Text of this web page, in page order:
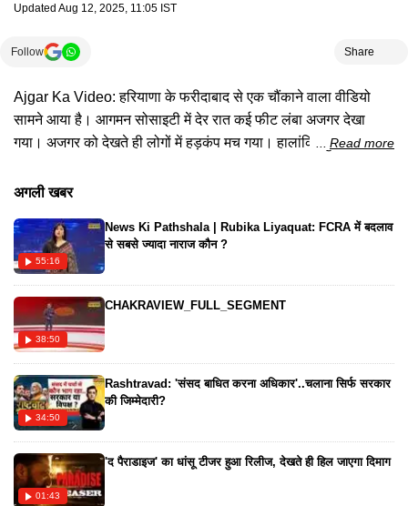
Updated Aug 12, 2025, 11:05 IST
Follow Share
Ajgar Ka Video: हरियाणा के फरीदाबाद से एक चौंकाने वाला वीडियो
सामने आया है। आगमन सोसाइटी में देर रात कई फीट लंबा अजगर देखा
गया। अजगर को देखते ही लोगों में हड़कंप मच गया। हालांकि, कुछ समय बाद
वीडियो सोशल मीडिया पर वायरल हो रहा है।
Read more
अगली खबर
55:16
News Ki Pathshala | Rubika Liyaquat: FCRA में बदलाव
से सबसे ज्यादा नाराज कौन ?
38:50
CHAKRAVIEW_FULL_SEGMENT
34:50
Rashtravad: 'संसद बाधित करना अधिकार'..चलाना सिर्फ सरकार
की जिम्मेदारी?
01:43
'द पैराडाइज' का धांसू टीजर हुआ रिलीज, देखते ही हिल जाएगा दिमाग